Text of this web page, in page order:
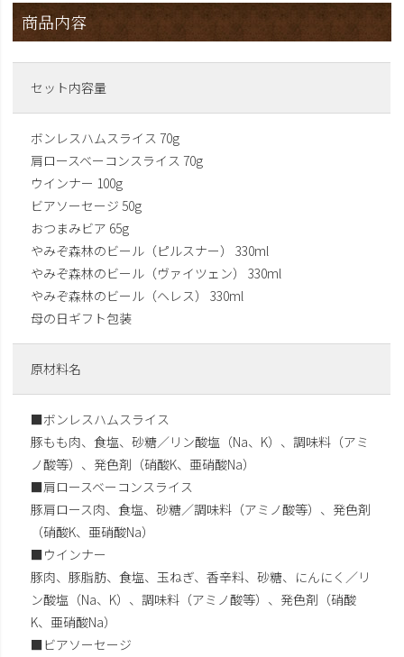
商品内容
セット内容量
ボンレスハムスライス 70g
肩ロースベーコンスライス 70g
ウインナー 100g
ビアソーセージ 50g
おつまみビア 65g
やみぞ森林のビール（ピルスナー） 330ml
やみぞ森林のビール（ヴァイツェン） 330ml
やみぞ森林のビール（ヘレス） 330ml
母の日ギフト包装
原材料名
■ボンレスハムスライス
豚もも肉、食塩、砂糖／リン酸塩（Na、K）、調味料（アミ
ノ酸等）、発色剤（硝酸K、亜硝酸Na）
■肩ロースベーコンスライス
豚肩ロース肉、食塩、砂糖／調味料（アミノ酸等）、発色剤
（硝酸K、亜硝酸Na）
■ウインナー
豚肉、豚脂肪、食塩、玉ねぎ、香辛料、砂糖、にんにく／リ
ン酸塩（Na、K）、調味料（アミノ酸等）、発色剤（硝酸
K、亜硝酸Na）
■ビアソーセージ